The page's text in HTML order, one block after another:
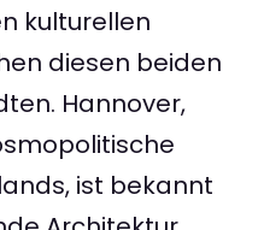
kulturellen
diesen beiden
Hannover,
ist bekannt